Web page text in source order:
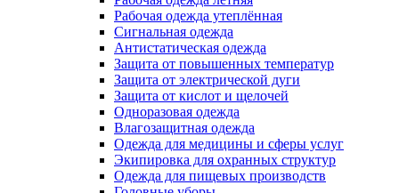
Рабочая одежда утеплённая
Сигнальная одежда
Антистатическая одежда
Защита от повышенных температур
Защита от электрической дуги
Защита от кислот и щелочей
Одноразовая одежда
Влагозащитная одежда
Одежда для медицины и сферы услуг
Экипировка для охранных структур
Одежда для пищевых производств